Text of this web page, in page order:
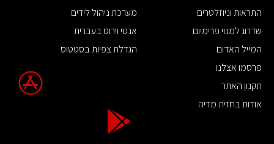
התראות וניוזלטרים
שדרוג למנוי פרימיום
המייל האדום
פרסמו אצלנו
תקנון האתר
אודות בחזית מדיה
מערכת ניהול לידים
אנטי וירוס בעברית
הגדלת צפיות בסטטוס